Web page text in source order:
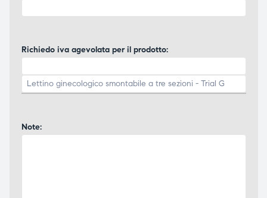
Richiedo iva agevolata per il prodotto:
Note: